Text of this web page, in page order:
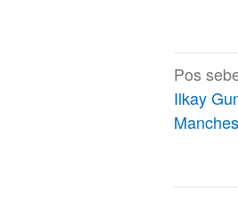
pos
Pos
Ilkay